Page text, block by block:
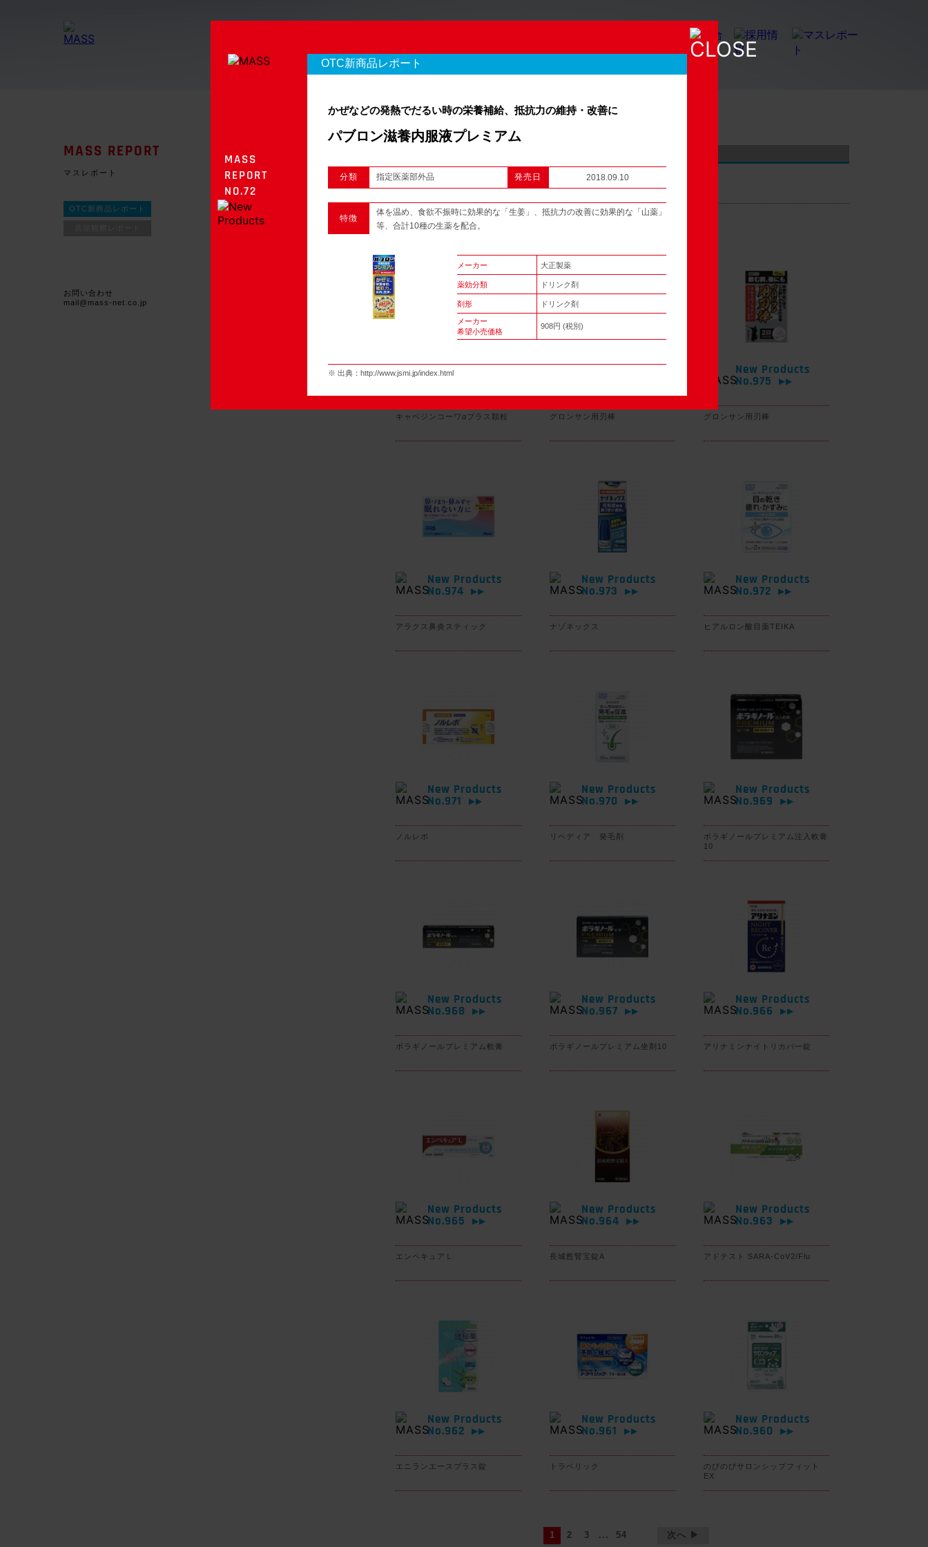
MASS REPORT
マスレポート
OTC新商品レポート
お問い合わせ
mail@mass-net.co.jp
970 件のレポート
New Products
キャベジンコーワαプラス顆粒 グロンサン用刃棒
New Products
No.975
▶▶
グロンサン用刃棒
New Products
No.974
▶▶
アラクス鼻炎スティック
New Products
No.973
▶▶
ナゾネックス
New Products
No.972
▶▶
ヒアルロン酸目薬TEIKA
New Products
No.971
▶▶
ノルレボ
New Products
No.970
▶▶
リペディア 発毛剤
New Products
No.969
▶▶
ボラギノールプレミアム注入軟膏
10
New Products
No.968
▶▶
ボラギノールプレミアム軟膏
New Products
No.967
▶▶
ボラギノールプレミアム坐剤10
New Products
No.966
▶▶
アリナミンナイトリカバー錠
New Products
No.965
▶▶
エンペキュアＬ
New Products
No.964
▶▶
長城甦腎宝錠A
New Products
No.963
▶▶
アドテスト SARA-CoV2/Flu
New Products
No.962
▶▶
エニランエースプラス錠
New Products
No.961
▶▶
トラベリック
New Products
No.960
▶▶
のびのびサロンシップフィット
EX
1 2 3 ... 54 次へ ▶
MASS
REPORT
NO.72
OTC新商品レポート
かぜなどの発熱でだるい時の栄養補給、抵抗力の維持・改善に
パブロン滋養内服液プレミアム
分類 指定医薬部外品 発売日 2018.09.10
特徴
体を温め、食欲不振時に効果的な「生姜」、抵抗力の改善に効果的な「山薬」
等、合計10種の生薬を配合。
メーカー 大正製薬
薬効分類 ドリンク剤
剤形 ドリンク剤
メーカー
希望小売価格
908円 (税別)
※ 出典： http://www.jsmi.jp/index.html